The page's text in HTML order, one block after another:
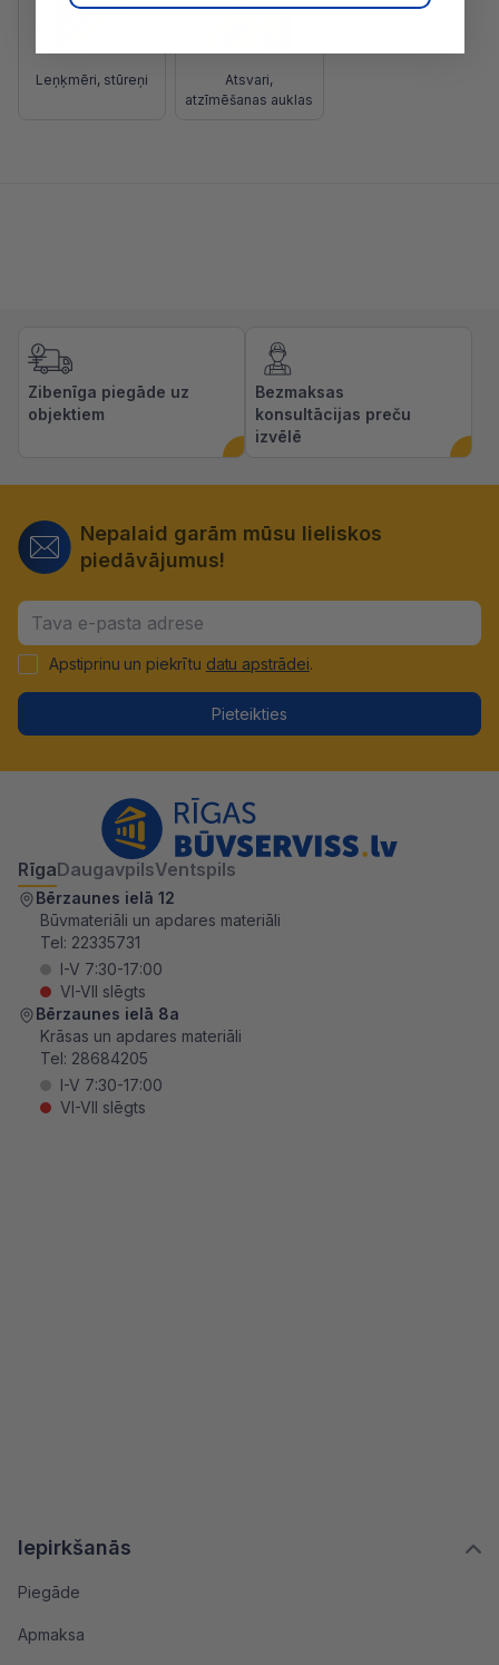
Leņķmēri, stūreņi
Atsvari,
atzīmēšanas auklas
Zibenīga piegāde uz
objektiem
Bezmaksas
konsultācijas preču
izvēlē
Nepalaid garām mūsu lieliskos
piedāvājumus!
Apstiprinu un piekrītu datu apstrādei.
Pieteikties
Iepirkšanās
Piegāde
Apmaksa
RīgaDaugavpilsVentspils
Bērzaunes ielā 12
Būvmateriāli un apdares materiāli
Tel: 22335731
I-V 7:30-17:00
VI-VII slēgts
Bērzaunes ielā 8a
Krāsas un apdares materiāli
Tel: 28684205
I-V 7:30-17:00
VI-VII slēgts